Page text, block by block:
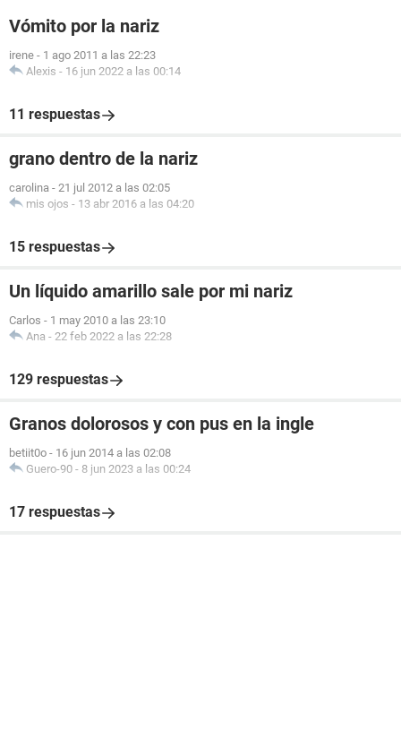
Vómito por la nariz
irene - 1 ago 2011 a las 22:23
Alexis - 16 jun 2022 a las 00:14
11 respuestas
grano dentro de la nariz
carolina - 21 jul 2012 a las 02:05
mis ojos - 13 abr 2016 a las 04:20
15 respuestas
Un líquido amarillo sale por mi nariz
Carlos - 1 may 2010 a las 23:10
Ana - 22 feb 2022 a las 22:28
129 respuestas
Granos dolorosos y con pus en la ingle
betiit0o - 16 jun 2014 a las 02:08
Guero-90 - 8 jun 2023 a las 00:24
17 respuestas